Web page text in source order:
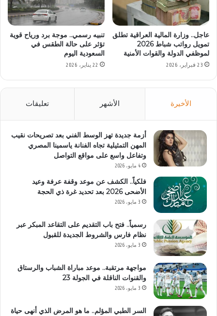
عاجل.. وزارة المالية العراقية تطلق
تمويل رواتب شباط 2026
لموظفي الدولة والقوات الأمنية
23 فبراير، 2026
تنبيه رسمي.. موجة برد ورياح قوية
تؤثر على حالة الطقس في
السعودية اليوم
22 يناير، 2026
الأخيرة الأشهر تعليقات
أزمة جديدة تهز الوسط الفني بعد تصريحات نقيب
المهن التمثيلية تجاه الفنانة ياسمينا المصري
وتفاعل واسع على مواقع التواصل
4 مايو، 2026
فلكياً.. الكشف عن موعد وقفة عرفة وعيد
الأضحى 2026 بعد تحديد غرة ذي الحجة
3 مايو، 2026
رسمياً.. فتح باب التقديم على التقاعد المبكر عبر
نظام فارس والشروط الجديدة للقبول
3 مايو، 2026
مواجهة مرتقبة.. موعد مباراة الشباب والرستاق
والقنوات الناقلة في الجولة 23
3 مايو، 2026
السر الطبي المؤلم.. ما هو المرض الذي أنهى حياة